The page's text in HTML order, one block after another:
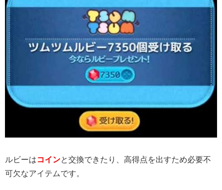
ルビーはコインと交換できたり、高得点を出すため必要不
可欠なアイテムです。